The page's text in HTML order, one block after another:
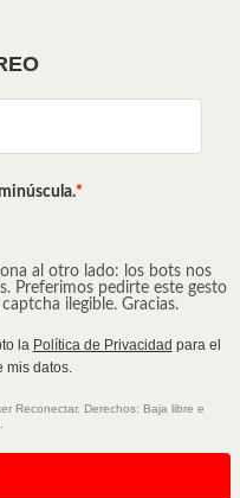
al otro lado: los bots nos
Preferimos pedirte este gesto
ilegible. Gracias.
la Política de Privacidad para el
mis datos.
Reconectar. Derechos: Baja libre e